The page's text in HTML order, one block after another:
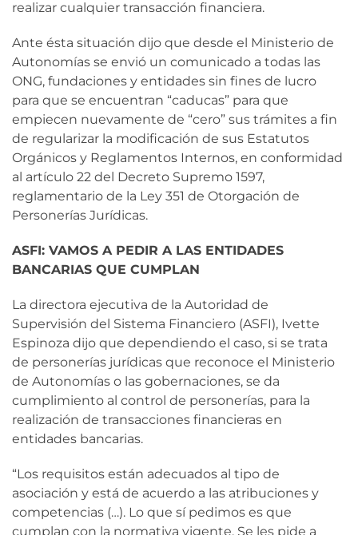
realizar cualquier transacción financiera.
Ante ésta situación dijo que desde el Ministerio de
Autonomías se envió un comunicado a todas las
ONG, fundaciones y entidades sin fines de lucro
para que se encuentran “caducas” para que
empiecen nuevamente de “cero” sus trámites a fin
de regularizar la modificación de sus Estatutos
Orgánicos y Reglamentos Internos, en conformidad
al artículo 22 del Decreto Supremo 1597,
reglamentario de la Ley 351 de Otorgación de
Personerías Jurídicas.
ASFI: VAMOS A PEDIR A LAS ENTIDADES
BANCARIAS QUE CUMPLAN
La directora ejecutiva de la Autoridad de
Supervisión del Sistema Financiero (ASFI), Ivette
Espinoza dijo que dependiendo el caso, si se trata
de personerías jurídicas que reconoce el Ministerio
de Autonomías o las gobernaciones, se da
cumplimiento al control de personerías, para la
realización de transacciones financieras en
entidades bancarias.
“Los requisitos están adecuados al tipo de
asociación y está de acuerdo a las atribuciones y
competencias (…). Lo que sí pedimos es que
cumplan con la normativa vigente. Se les pide a